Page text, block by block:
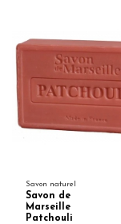
Savon naturel
Savon de
Marseille
Patchouli